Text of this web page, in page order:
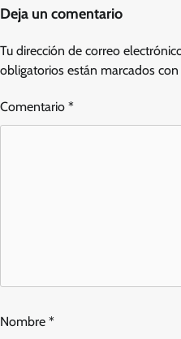
Deja un comentario
Tu dirección de correo
obligatorios están marcados con
Comentario *
Nombre *